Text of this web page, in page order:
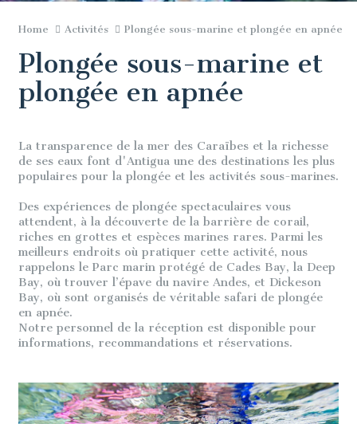
Home Activités Plongée sous-marine et plongée en apnée
Plongée sous-marine et
plongée en apnée
La transparence de la mer des Caraïbes et la richesse
de ses eaux font d'Antigua une des destinations les plus
populaires pour la plongée et les activités sous-marines.
Des expériences de plongée spectaculaires vous
attendent, à la découverte de la barrière de corail,
riches en grottes et espèces marines rares. Parmi les
meilleurs endroits où pratiquer cette activité, nous
rappelons le Parc marin protégé de Cades Bay, la Deep
Bay, où trouver l’épave du navire Andes, et Dickeson
Bay, où sont organisés de véritable safari de plongée
en apnée.
Notre personnel de la réception est disponible pour
informations, recommandations et réservations.